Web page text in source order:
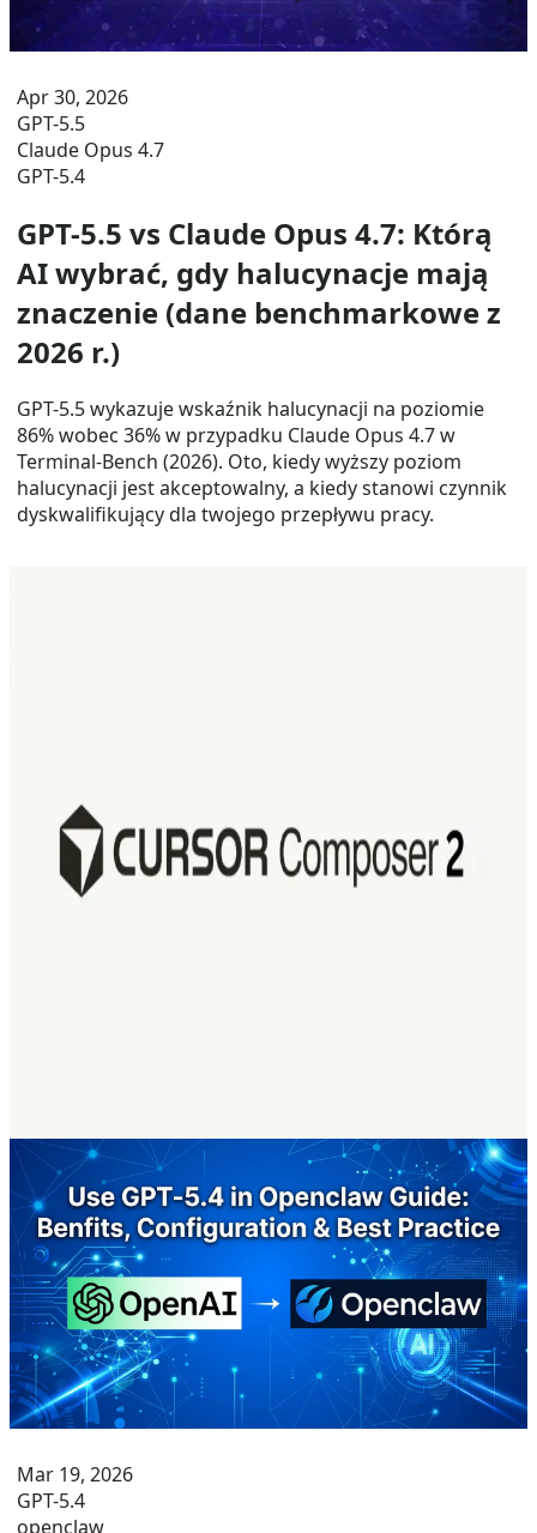
Apr 30, 2026
GPT-5.5
Claude Opus 4.7
GPT-5.4
GPT-5.5 vs Claude Opus 4.7: Którą
AI wybrać, gdy halucynacje mają
znaczenie (dane benchmarkowe z
2026 r.)
GPT-5.5 wykazuje wskaźnik halucynacji na poziomie
86% wobec 36% w przypadku Claude Opus 4.7 w
Terminal-Bench (2026). Oto, kiedy wyższy poziom
halucynacji jest akceptowalny, a kiedy stanowi czynnik
dyskwalifikujący dla twojego przepływu pracy.
GPT-5.4
Composer 2 to nowej generacji model AI do kodowania
opracowany przez Cursor, zaprojektowany specjalnie
Mar 19, 2026
GPT-5.4
openclaw